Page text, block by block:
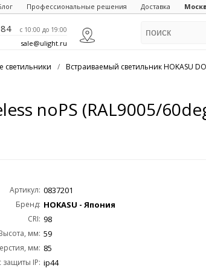
Профессиональные решения Доставка
c 10:00 до 19:00
sale@ulight.ru
светильники / Встраиваемый светильник HOKASU
noPS (RAL9005/
Артикул: 0837201
Бренд: HOKASU - Япония
CRI: 98
мм: 59
мм: 85
защиты IP: ip44